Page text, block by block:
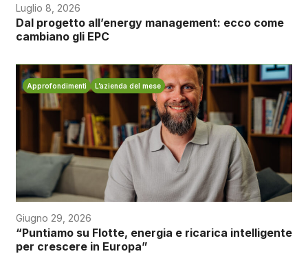
Luglio 8, 2026
Dal progetto all’energy management: ecco come
cambiano gli EPC
Approfondimenti L’azienda del mese
Giugno 29, 2026
“Puntiamo su Flotte, energia e ricarica intelligente
per crescere in Europa”